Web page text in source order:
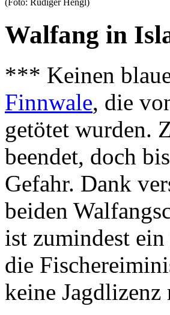
(Foto: Rüdiger Hengl)
Walfang in
*** Keinen
Finnwale, die
getötet wurden.
beendet, doch
Gefahr. Dank
beiden
ist zumindest
die
keine Jagdlizenz